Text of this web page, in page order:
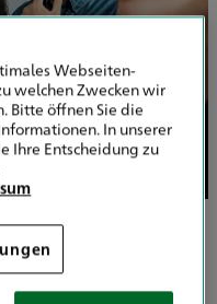
immer mit
mir bewusst Zeit, um
und Ziele von Ihnen
die persönliche
Webseiten-
welchen Zwecken wir
Bitte öffnen Sie die
In unserer
Ihre Entscheidung zu